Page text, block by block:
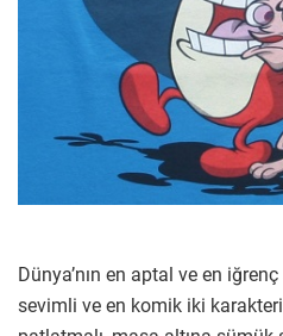
Dünya’nın en aptal ve en
sevimli ve en komik iki